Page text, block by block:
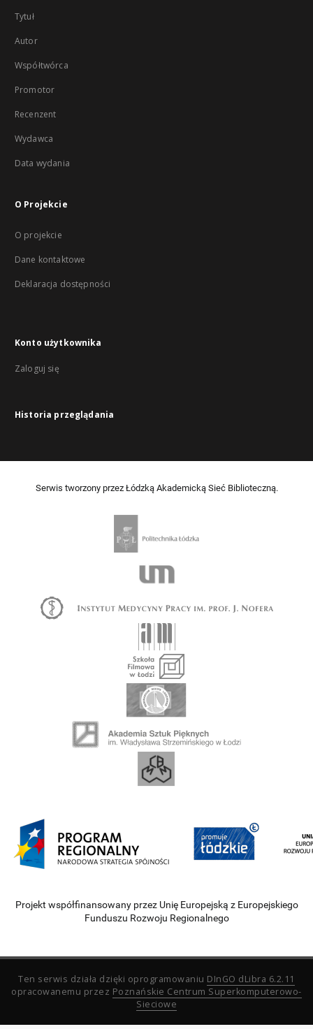
Tytuł
Autor
Współtwórca
Promotor
Recenzent
Wydawca
Data wydania
O Projekcie
O projekcie
Dane kontaktowe
Deklaracja dostępności
Konto użytkownika
Zaloguj się
Historia przeglądania
Serwis tworzony przez Łódzką Akademicką Sieć Biblioteczną.
Projekt współfinansowany przez Unię Europejską z Europejskiego
Funduszu Rozwoju Regionalnego
Ten serwis działa dzięki oprogramowaniu DInGO dLibra 6.2.11
opracowanemu przez Poznańskie Centrum Superkomputerowo-
Sieciowe